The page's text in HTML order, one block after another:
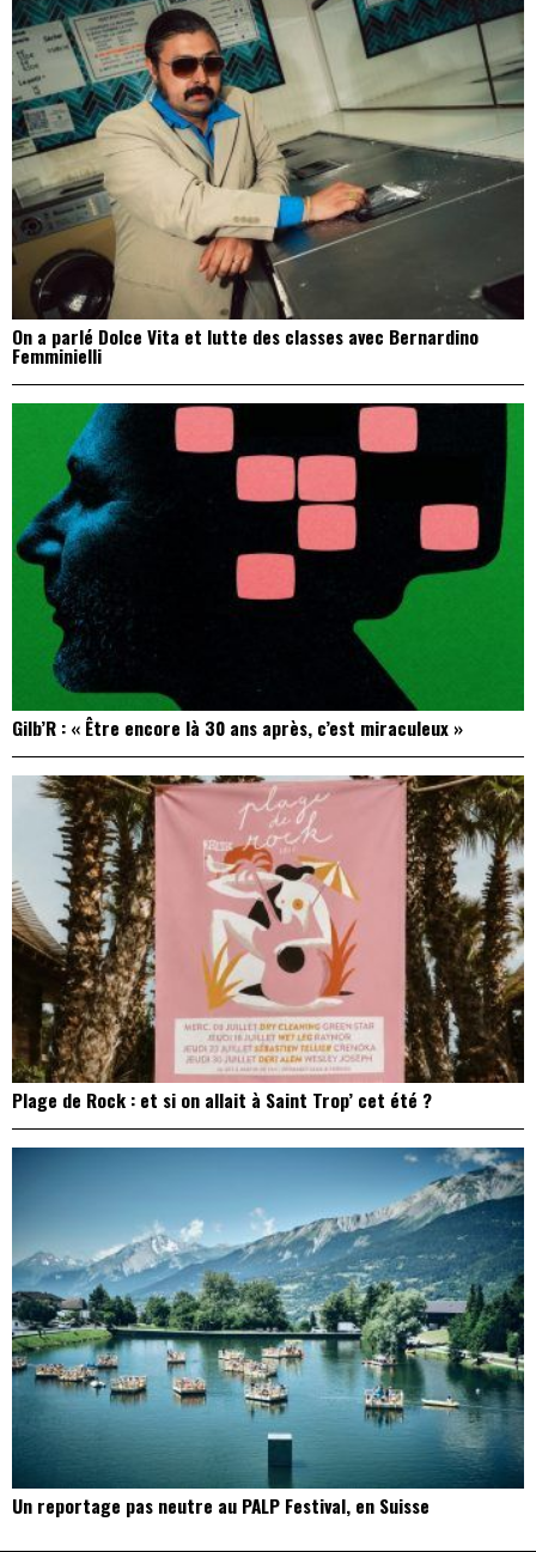
On a parlé Dolce Vita et lutte des classes avec Bernardino
Femminielli
Gilb’R : « Être encore là 30 ans après, c’est miraculeux »
Plage de Rock : et si on allait à Saint Trop’ cet été ?
Un reportage pas neutre au PALP Festival, en Suisse